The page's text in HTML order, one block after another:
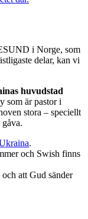
i Norge, som
delar, kan vi
huvudstad
som är pastor i
stora – speciellt
.
och Swish finns
att Gud sänder